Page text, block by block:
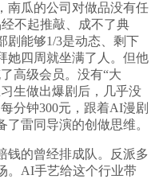
南瓜的公司对做品没有任
不起推敲、成不了典
剧能够1/3是动态、剩下
她四周就坐满了人。但他
高级会员。没有“大
生做出爆剧后，几乎没
分钟300元，跟着AI漫剧
雷同导演的创做思维。
的曾经排成队。反派多
。AI手艺给这个行业带